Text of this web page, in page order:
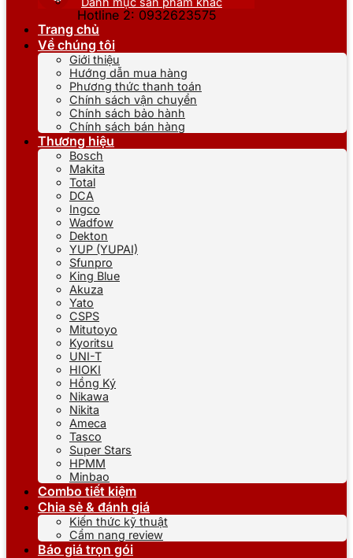
Hotline 2: 0932623575
Trang chủ
Về chúng tôi
Giới thiệu
Hướng dẫn mua hàng
Phương thức thanh toán
Chính sách vận chuyển
Chính sách bảo hành
Chính sách bán hàng
Thương hiệu
Bosch
Makita
Total
DCA
Ingco
Wadfow
Dekton
YUP (YUPAI)
Sfunpro
King Blue
Akuza
Yato
CSPS
Mitutoyo
Kyoritsu
UNI-T
HIOKI
Hồng Ký
Nikawa
Nikita
Ameca
Tasco
Super Stars
HPMM
Minbao
Combo tiết kiệm
Chia sẻ & đánh giá
Kiến thức kỹ thuật
Cẩm nang review
Báo giá trọn gói